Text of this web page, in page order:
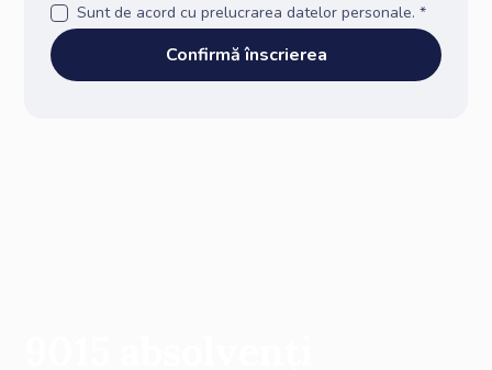
Sunt de acord cu prelucrarea datelor personale. *